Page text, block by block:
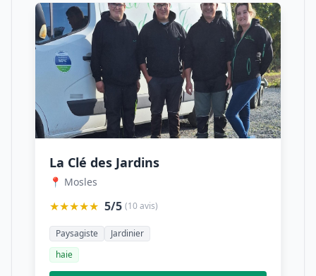
La Clé des Jardins
📍 Mosles
★★★★★ 5/5 (10 avis)
Paysagiste
Jardinier
haie